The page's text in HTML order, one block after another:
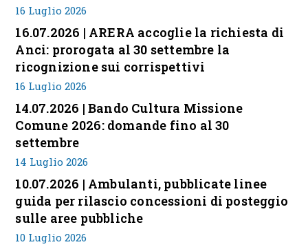
16 Luglio 2026
16.07.2026 | ARERA accoglie la richiesta di
Anci: prorogata al 30 settembre la
ricognizione sui corrispettivi
16 Luglio 2026
14.07.2026 | Bando Cultura Missione
Comune 2026: domande fino al 30
settembre
14 Luglio 2026
10.07.2026 | Ambulanti, pubblicate linee
guida per rilascio concessioni di posteggio
sulle aree pubbliche
10 Luglio 2026